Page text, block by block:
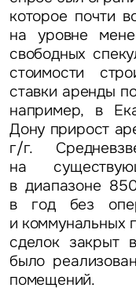
которое почти
на уровне
свободных
стоимости
ставки аренды
например, в
Дону прирост
г/г.
на
в диапазоне
в год без
и коммунальных
сделок закрыт
было
помещений.